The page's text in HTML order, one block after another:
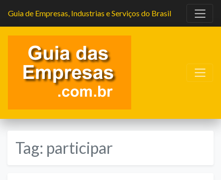
Guia de Empresas, Industrias e Serviços do Brasil
Tag: participar